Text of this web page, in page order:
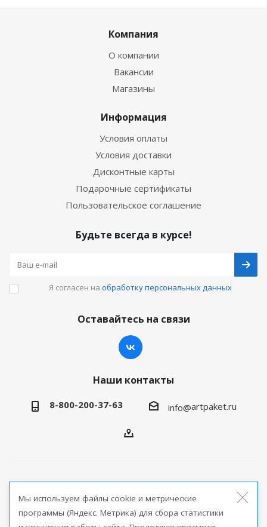
Компания
О компании
Вакансии
Магазины
Информация
Условия оплаты
Условия доставки
Дисконтные карты
Подарочные сертификаты
Пользовательское соглашение
Будьте всегда в курсе!
Я согласен на обработку персональных данных
Оставайтесь на связи
Наши контакты
8-800-200-37-63 info@artpaket.ru
продукции
Мы используем файлы cookie и метрические
программы (Яндекс. Метрика) для сбора статистики